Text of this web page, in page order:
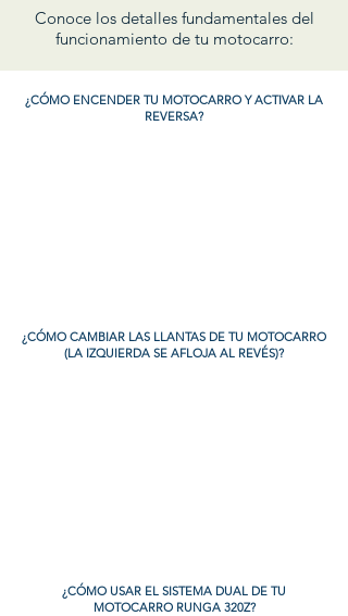
Conoce los detalles fundamentales del
funcionamiento de tu motocarro:
¿CÓMO ENCENDER TU MOTOCARRO Y ACTIVAR LA
REVERSA?
¿CÓMO CAMBIAR LAS LLANTAS DE TU MOTOCARRO
(LA IZQUIERDA SE AFLOJA AL REVÉS)?
¿CÓMO USAR EL SISTEMA DUAL DE TU
MOTOCARRO RUNGA 320Z?